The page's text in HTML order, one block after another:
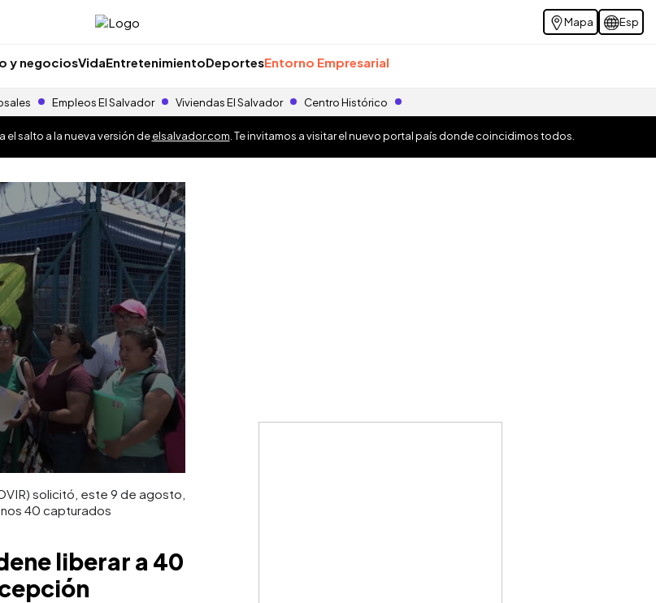
Mapa Esp
y negociosVidaEntretenimientoDeportesEntorno Empresarial
Empleos El Salvador Viviendas El Salvador Centro Histórico
el salto a la nueva versión deelsalvador.com . Te invitamos a visitar el nuevo portal país donde coincidimos todos.
solicitó, este 9 de agosto,
40 capturados
liberar a 40